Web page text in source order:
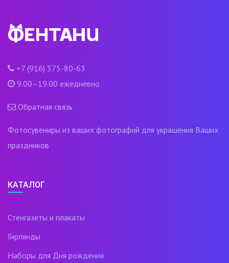
+7 (916) 375-80-63
9.00–19.00 ежедневно
Обратная связь
Фотосувениры из ваших фотографий для украшения Ваших
праздников
КАТАЛОГ
Стенгазеты и плакаты
Гирлянды
Наборы для Дня рождения